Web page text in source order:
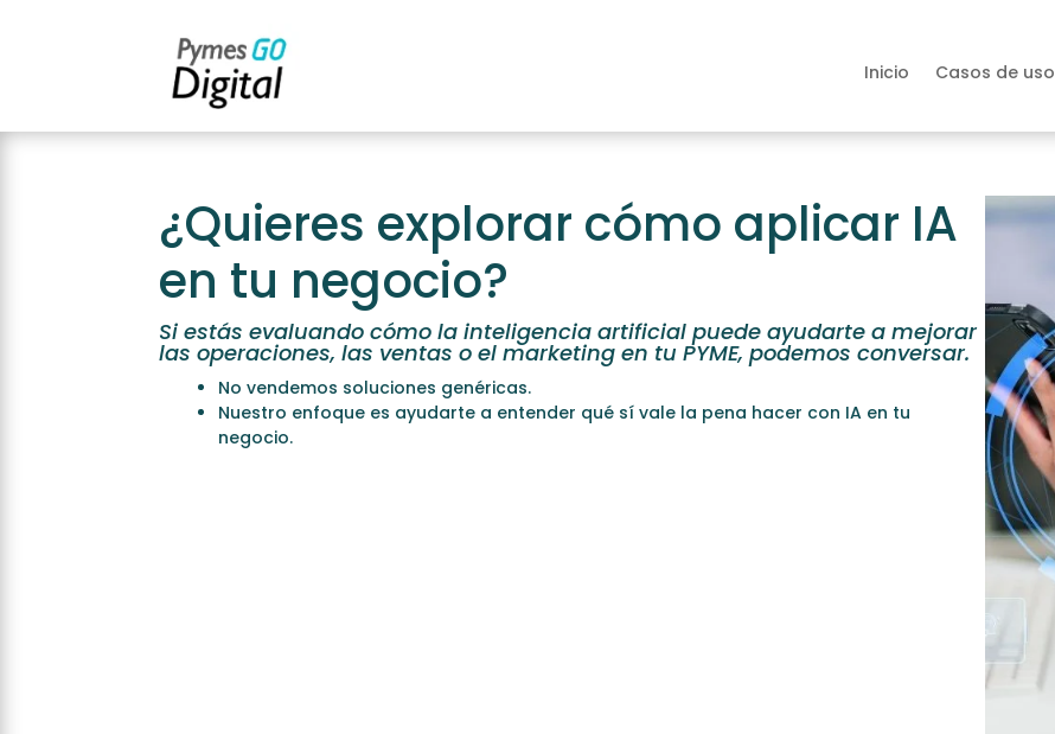
Inicio Casos de uso
¿Quieres explorar cómo aplicar IA
en tu negocio?
Si estás evaluando cómo la inteligencia artificial puede ayudarte a mejorar
las operaciones, las ventas o el marketing en tu PYME, podemos conversar.
No vendemos soluciones genéricas.
Nuestro enfoque es ayudarte a entender qué sí vale la pena hacer con IA en tu
negocio.